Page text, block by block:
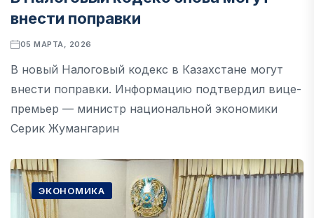
внести поправки
05 МАРТА, 2026
В новый Налоговый кодекс в Казахстане могут
внести поправки. Информацию подтвердил вице-
премьер — министр национальной экономики
Серик Жумангарин
ЭКОНОМИКА